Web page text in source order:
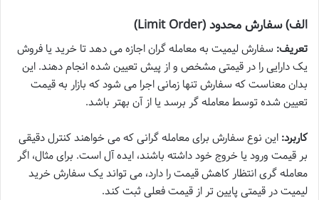
الف) سفارش محدود (Limit Order)
تعریف: سفارش لیمیت به معامله گران اجازه می دهد تا خرید یا فروش
یک دارایی را در قیمتی مشخص و از پیش تعیین شده انجام دهند. این
بدان معناست که سفارش تنها زمانی اجرا می شود که بازار به قیمت
تعیین شده توسط معامله گر برسد یا از آن بهتر باشد.
کاربرد: این نوع سفارش برای معامله گرانی که می خواهند کنترل دقیقی
بر قیمت ورود یا خروج خود داشته باشند، ایده آل است. برای مثال، اگر
معامله گری انتظار کاهش قیمت را دارد، می تواند یک سفارش خرید
لیمیت در قیمتی پایین تر از قیمت فعلی ثبت کند.